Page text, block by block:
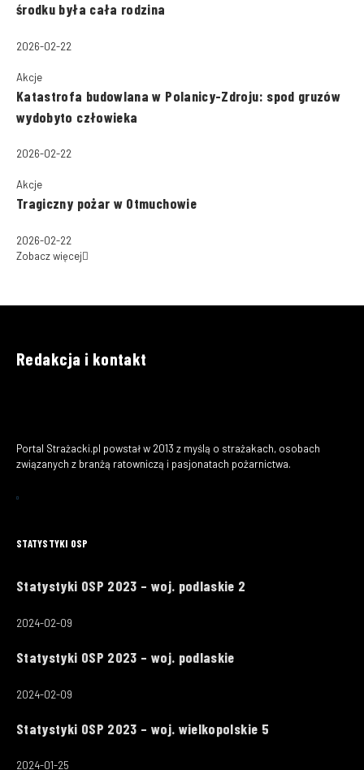
środku była cała rodzina
2026-02-22
Akcje
Katastrofa budowlana w Polanicy-Zdroju: spod gruzów
wydobyto człowieka
2026-02-22
Akcje
Tragiczny pożar w Otmuchowie
2026-02-22
Zobacz więcej
Redakcja i kontakt
Portal Strażacki.pl powstał w 2013 z myślą o strażakach, osobach
związanych z branżą ratowniczą i pasjonatach pożarnictwa.
STATYSTYKI OSP
Statystyki OSP 2023 – woj. podlaskie 2
2024-02-09
Statystyki OSP 2023 – woj. podlaskie
2024-02-09
Statystyki OSP 2023 – woj. wielkopolskie 5
2024-01-25